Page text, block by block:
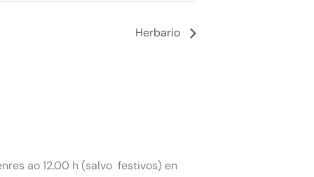
Herbario
ao 12.00 h (salvo festivos) en